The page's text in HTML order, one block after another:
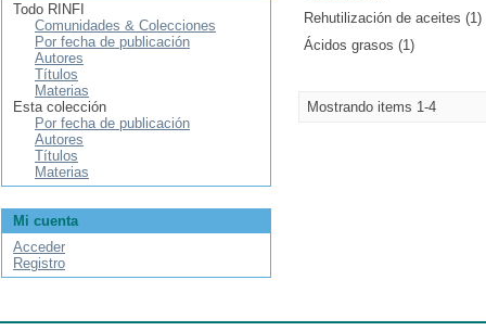
Rehutilización de aceites (1)
Ácidos grasos (1)
Mostrando items 1-4
Todo RINFI
Comunidades & Colecciones
Por fecha de publicación
Autores
Títulos
Materias
Esta colección
Por fecha de publicación
Autores
Títulos
Materias
Mi cuenta
Acceder
Registro